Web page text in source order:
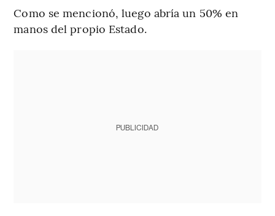
Como se mencionó, luego abría un 50% en
manos del propio Estado.
PUBLICIDAD